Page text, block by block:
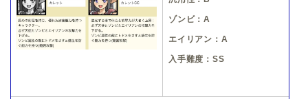
ゾンビ：A
エイリアン：A
入手難度：SS